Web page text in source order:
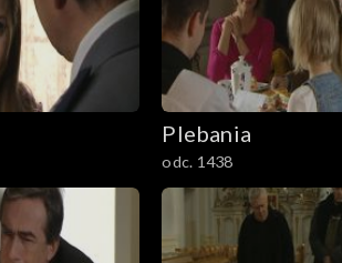
Plebania
odc. 1438